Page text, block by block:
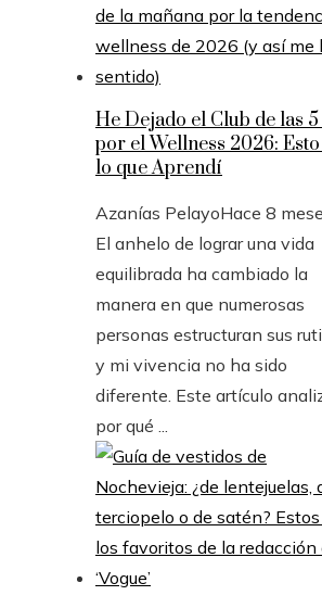
He Dejado el Club de las
por el Wellness 2026: Esto
lo que Aprendí
Azanías PelayoHace 8
El anhelo de lograr una vida
equilibrada ha cambiado la
manera en que numerosas
personas estructuran sus
y mi vivencia no ha sido
diferente. Este artículo
por qué ...